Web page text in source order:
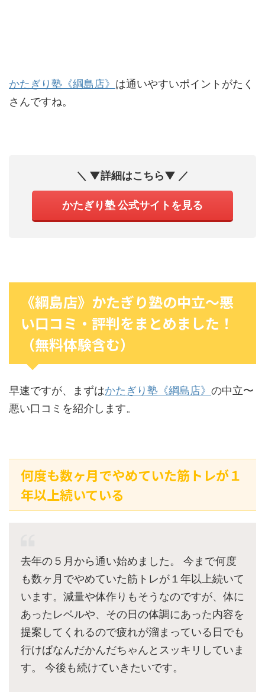
かたぎり塾《綱島店》 は通いやすいポイントがたく
さんですね。
＼ ▼詳細はこちら▼ ／
かたぎり塾 公式サイトを見る
《綱島店》かたぎり塾の中立〜悪
い口コミ・評判をまとめました！
（無料体験含む）
早速ですが、まずはかたぎり塾《綱島店》 の中立〜
悪い口コミを紹介します。
何度も数ヶ月でやめていた筋トレが１
年以上続いている
去年の５月から通い始めました。 今まで何度
も数ヶ月でやめていた筋トレが１年以上続いて
います。減量や体作りもそうなのですが、体に
あったレベルや、その日の体調にあった内容を
提案してくれるので疲れが溜まっている日でも
行けばなんだかんだちゃんとスッキリしていま
す。 今後も続けていきたいです。